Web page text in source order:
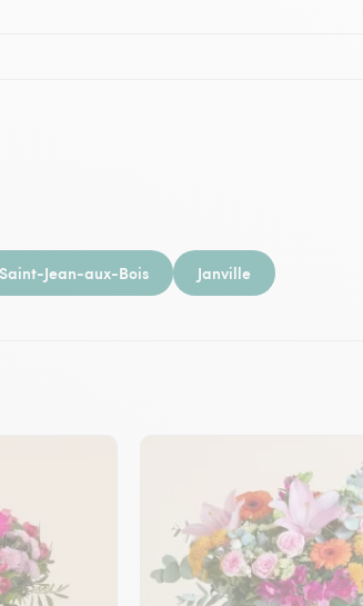
Saint-Jean-aux-Bois Janville